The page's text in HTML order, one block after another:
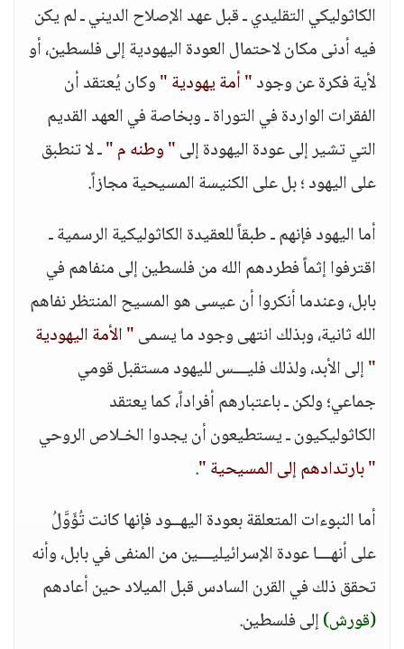
الكاثوليكي التقليدي ـ قبل عهد الإصلاح الديني ـ لم يكن
فيه أدنى مكان لاحتمال العودة اليهودية إلى فلسطين، أو
لأية فكرة عن وجود" أمة يهودية "وكان يُعتقد أن
الفقرات الواردة في التوراة ـ وبخاصة في العهد القديم
التي تشير إلى عودة اليهودة إلى" وطنه م "ـ لا تنطبق
على اليهود ؛ بل على الكنيسة المسيحية مجازاً.
أما اليهود فإنهم ـ طبقاً للعقيدة الكاثوليكية الرسمية ـ
اقترفوا إثماً فطردهم الله من فلسطين إلى منفاهم في
بابل، وعندما أنكروا أن عيسى هو المسيح المنتظر نفاهم
الله ثانية، وبذلك انتهى وجود ما يسمى" الأمة اليهودية
"إلى الأبد، ولذلك فليـــس لليهود مستقبل قومي
جماعي؛ ولكن ـ باعتبارهم أفراداً، كما يعتقد
الكاثوليكيون ـ يستطيعون أن يجدوا الخـلاص الروحي
" بارتدادهم إلى المسيحية ".
أما النبوءات المتعلقة بعودة اليهــود فإنها كانت تُؤَوَّلُ
على أنهـــا عودة الإسرائيليـــين من المنفى في بابل، وأنه
تحقق ذلك في القرن السادس قبل الميلاد حين أعادهم
(قورش)إلى فلسطين.